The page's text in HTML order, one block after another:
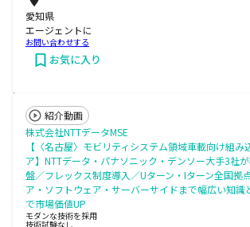
愛知県
エージェントに
お問い合わせする
お気に入り
紹介動画
株式会社NTTデータMSE
【〈名古屋〉モビリティシステム領域車載向け組み
ア】NTTデータ・パナソニック・デンソー大手3社
盤／フレックス制度導入／Uターン・Iターン全国拠
ア・ソフトウェア・サーバーサイドまで幅広い知識
で市場価値UP
モダンな技術を採用
技術試験なし